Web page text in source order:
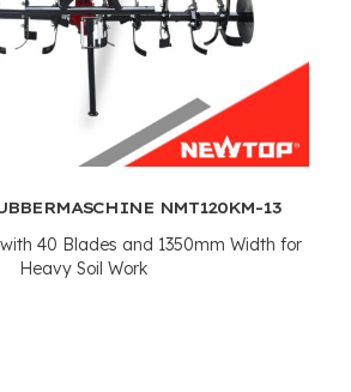
NMT120KM-13
40 Blades and 1350mm Width for
Heavy Soil Work